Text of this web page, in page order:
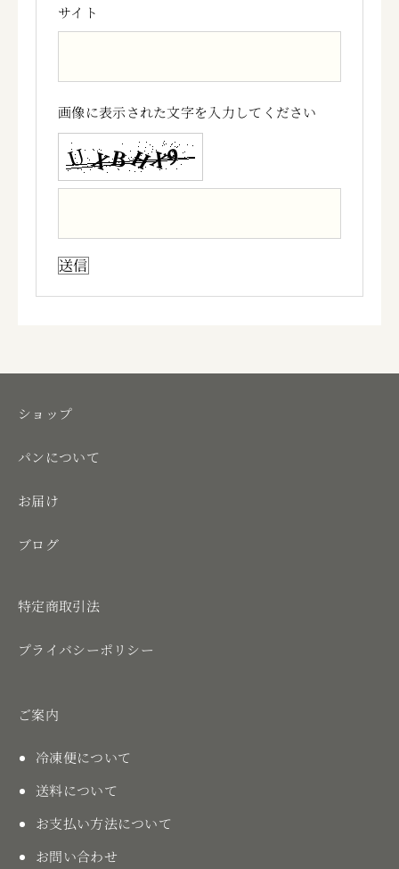
サイト
画像に表示された文字を入力してください
ショップ
パンについて
お届け
ブログ
特定商取引法
プライバシーポリシー
ご案内
冷凍便について
送料について
お支払い方法について
お問い合わせ